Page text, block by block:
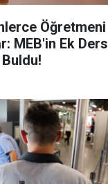
Öğretmeni
MEB'in Ek Ders
Buldu!